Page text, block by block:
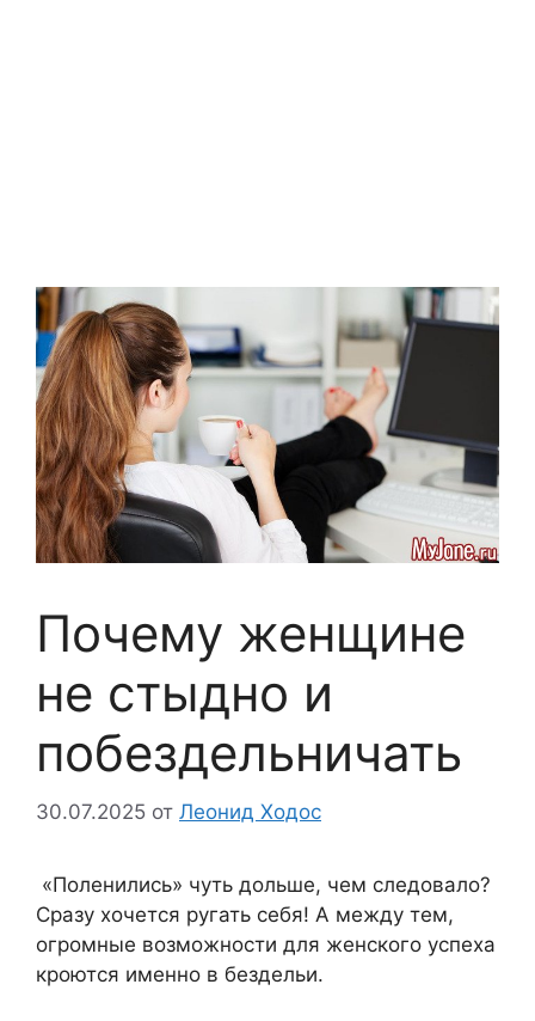
Почему женщине
не стыдно и
побездельничать
30.07.2025 от Леонид Ходос
«Поленились» чуть дольше, чем следовало?
Сразу хочется ругать себя! А между тем,
огромные возможности для женского успеха
кроются именно в бездельи.